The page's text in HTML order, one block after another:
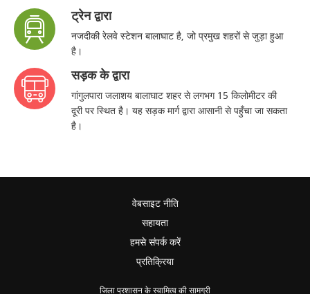
ट्रेन द्वारा
नजदीकी रेलवे स्टेशन बालाघाट है, जो प्रमुख शहरों से जुड़ा हुआ
है।
सड़क के द्वारा
गांगुलपारा जलाशय बालाघाट शहर से लगभग 15 किलोमीटर की
दूरी पर स्थित है। यह सड़क मार्ग द्वारा आसानी से पहुँचा जा सकता
है।
वेबसाइट नीति
सहायता
हमसे संपर्क करें
प्रतिक्रिया
जिला प्रशासन के स्वामित्व की सामग्री